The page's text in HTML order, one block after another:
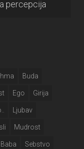
percepcija
Buda
Ego Girija
Ljubav
Mudrost
Sebstvo